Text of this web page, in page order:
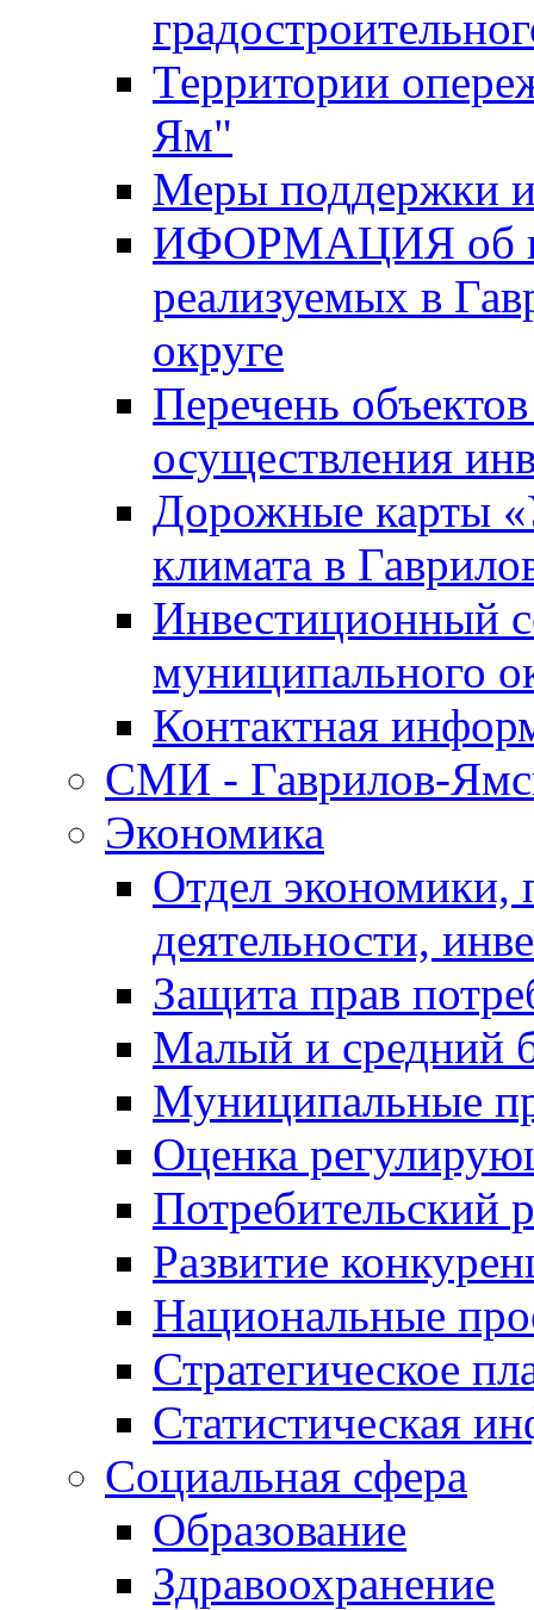
Территории
Ям"
Меры поддержки
ИФОРМАЦИЯ об
реализуемых в
округе
Перечень
осуществления
Дорожные карты
климата в
Инвестиционный
муниципального
Контактная
СМИ - Гаврилов-
Экономика
Отдел экономики,
деятельности,
Защита прав
Малый и средний
Муниципальные
Оценка
Потребительский
Развитие
Национальные
Стратегическое
Статистическая
Социальная сфера
Образование
Здравоохранение